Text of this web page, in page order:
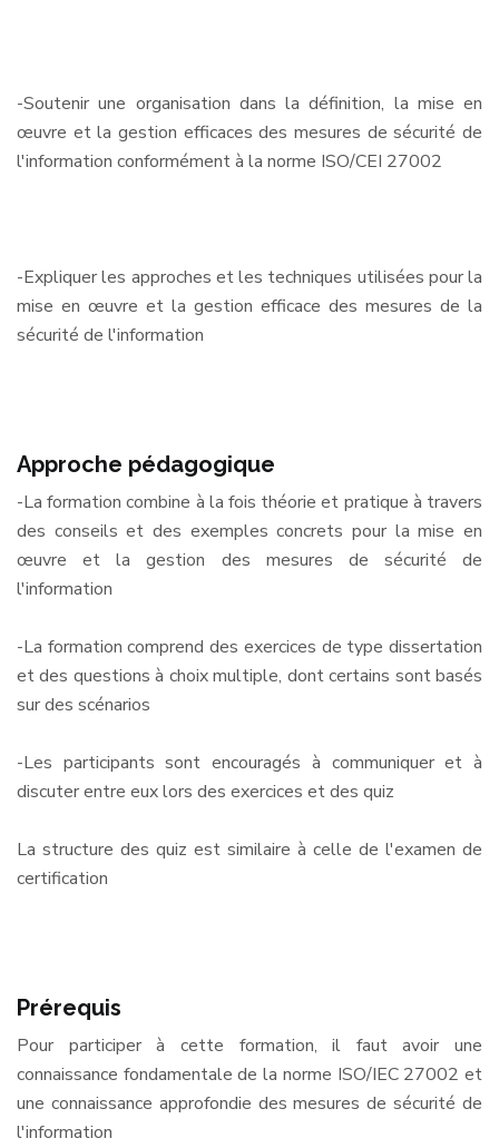
-Soutenir une organisation dans la définition, la mise en
œuvre et la gestion efficaces des mesures de sécurité de
l'information conformément à la norme ISO/CEI 27002
-Expliquer les approches et les techniques utilisées pour la
mise en œuvre et la gestion efficace des mesures de la
sécurité de l'information
Approche pédagogique
-La formation combine à la fois théorie et pratique à travers
des conseils et des exemples concrets pour la mise en
œuvre et la gestion des mesures de sécurité de
l'information
-La formation comprend des exercices de type dissertation
et des questions à choix multiple, dont certains sont basés
sur des scénarios
-Les participants sont encouragés à communiquer et à
discuter entre eux lors des exercices et des quiz
La structure des quiz est similaire à celle de l'examen de
certification
Prérequis
Pour participer à cette formation, il faut avoir une
connaissance fondamentale de la norme ISO/IEC 27002 et
une connaissance approfondie des mesures de sécurité de
l'information